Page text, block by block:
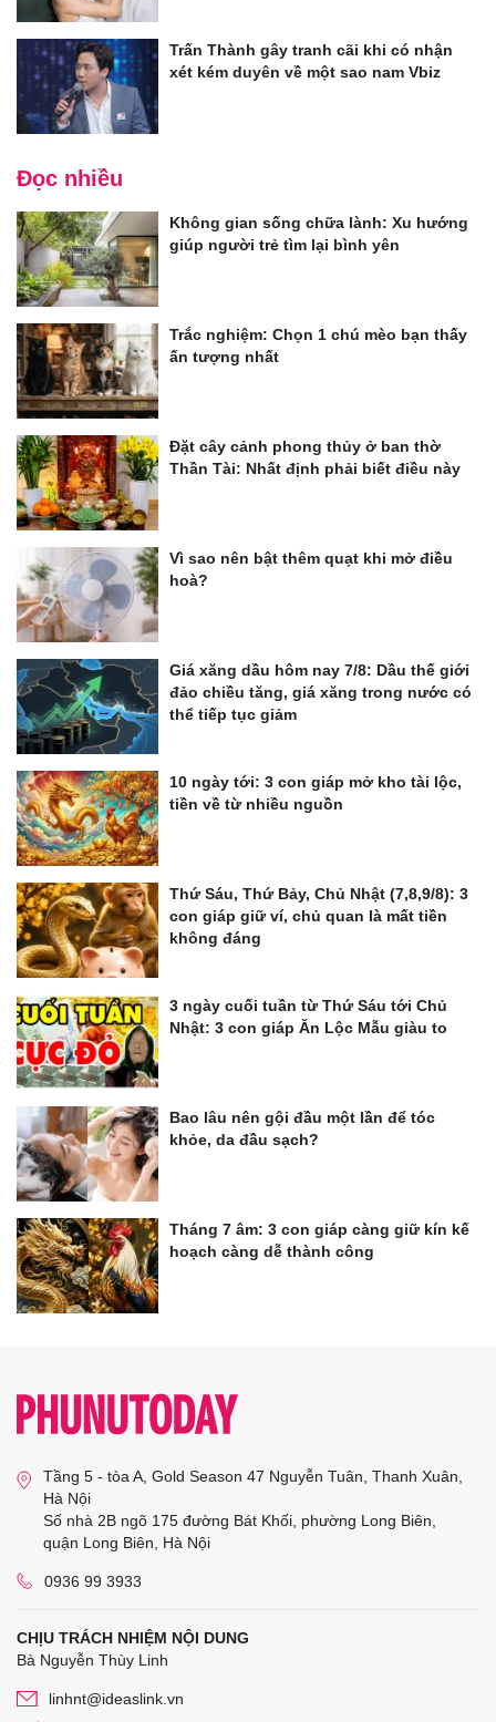
Trấn Thành gây tranh cãi khi có nhận
xét kém duyên về một sao nam Vbiz
Đọc nhiều
Không gian sống chữa lành: Xu hướng
giúp người trẻ tìm lại bình yên
Trắc nghiệm: Chọn 1 chú mèo bạn thấy
ấn tượng nhất
Đặt cây cảnh phong thủy ở ban thờ
Thần Tài: Nhất định phải biết điều này
Vì sao nên bật thêm quạt khi mở điều
hoà?
Giá xăng dầu hôm nay 7/8: Dầu thế giới
đảo chiều tăng, giá xăng trong nước có
thể tiếp tục giảm
10 ngày tới: 3 con giáp mở kho tài lộc,
tiền về từ nhiều nguồn
Thứ Sáu, Thứ Bảy, Chủ Nhật (7,8,9/8): 3
con giáp giữ ví, chủ quan là mất tiền
không đáng
3 ngày cuối tuần từ Thứ Sáu tới Chủ
Nhật: 3 con giáp Ăn Lộc Mẫu giàu to
Bao lâu nên gội đầu một lần để tóc
khỏe, da đầu sạch?
Tháng 7 âm: 3 con giáp càng giữ kín kế
hoạch càng dễ thành công
Tầng 5 - tòa A, Gold Season 47 Nguyễn Tuân, Thanh Xuân,
Hà Nội
Số nhà 2B ngõ 175 đường Bát Khối, phường Long Biên,
quận Long Biên, Hà Nội
0936 99 3933
CHỊU TRÁCH NHIỆM NỘI DUNG
Bà Nguyễn Thùy Linh
linhnt@ideaslink.vn